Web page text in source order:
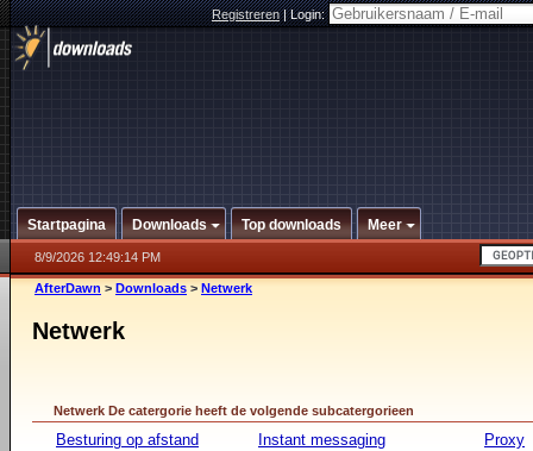
Registreren|Login:
Startpagina Downloads Top downloads Meer
8/9/2026 12:49:14 PM
AfterDawn > Downloads > Netwerk
Netwerk
Netwerk De catergorie heeft de volgende subcatergorieen
Besturing op afstand
Instant messaging
Proxy